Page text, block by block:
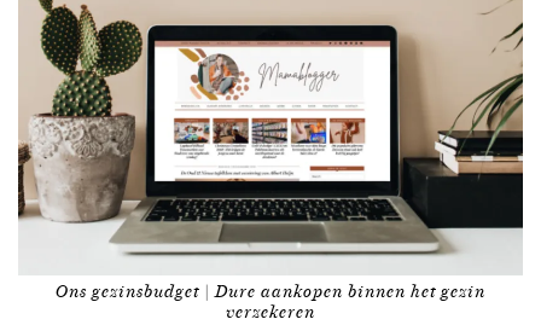
Ons gezinsbudget | Dure aankopen binnen het gezin
verzekeren